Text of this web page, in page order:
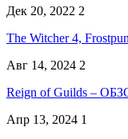
Дек 20, 2022 2
The Witcher 4,
Авг 14, 2024 2
Reign of Guilds –
Апр 13, 2024 1